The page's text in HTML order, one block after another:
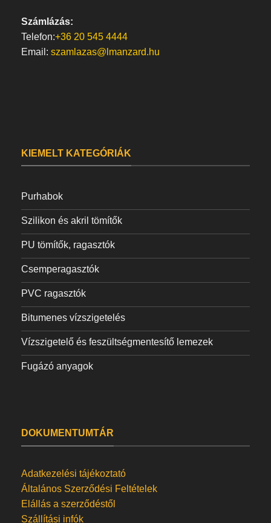
Számlázás:
Telefon:+36 20 545 4444
Email: szamlazas@lmanzard.hu
KIEMELT KATEGÓRIÁK
Purhabok
Szilikon és akril tömítők
PU tömítők, ragasztók
Csemperagasztók
PVC ragasztók
Bitumenes vízszigetelés
Vízszigetelő és feszültségmentesítő lemezek
Fugázó anyagok
DOKUMENTUMTÁR
Adatkezelési tájékoztató
Általános Szerződési Feltételek
Elállás a szerződéstől
Szállítási infók